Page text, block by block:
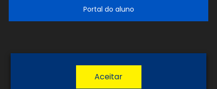
Portal do aluno
Política de Privacidade